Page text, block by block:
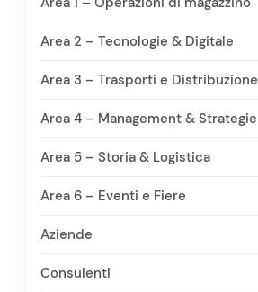
Area 2 – Tecnologie & Digitale
Area 3 – Trasporti e Distribuzione
Area 4 – Management & Strategie
Area 5 – Storia & Logistica
Area 6 – Eventi e Fiere
Aziende
Consulenti